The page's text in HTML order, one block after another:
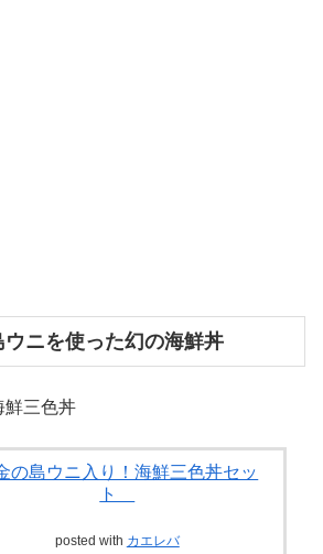
ニを使った幻の海鮮丼
鮮三色丼
の島ウニ入り！海鮮三色丼セッ
ト
posted with カエレバ